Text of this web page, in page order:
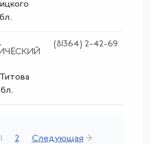
,
(81364) 2-42-69
2 Следующая →